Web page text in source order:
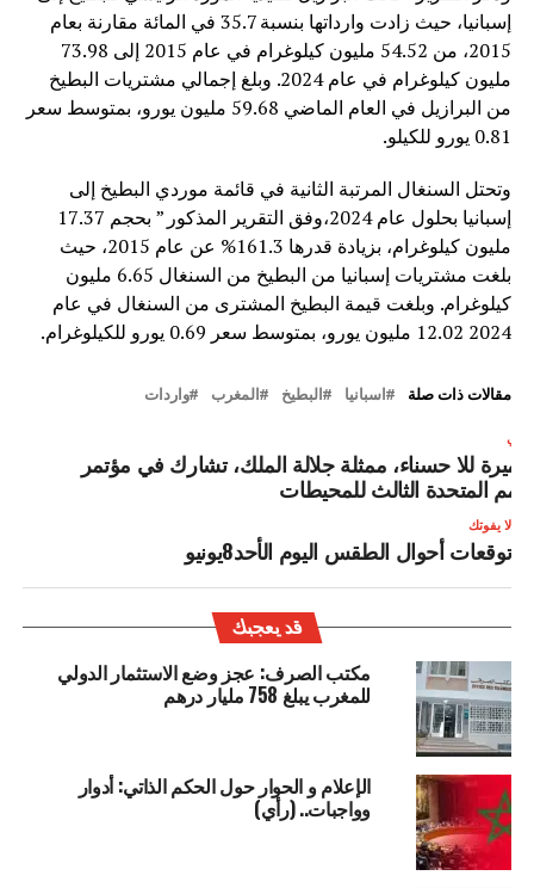
إسبانيا، حيث زادت وارداتها بنسبة 35.7 في المائة مقارنة بعام
2015، من 54.52 مليون كيلوغرام في عام 2015 إلى 73.98
مليون كيلوغرام في عام 2024. وبلغ إجمالي مشتريات البطيخ
من البرازيل في العام الماضي 59.68 مليون يورو، بمتوسط ​​سعر
0.81 يورو للكيلو.
وتحتل السنغال المرتبة الثانية في قائمة موردي البطيخ إلى
إسبانيا بحلول عام 2024،وفق التقرير المذكور ” بحجم 17.37
مليون كيلوغرام، بزيادة قدرها 161.3% عن عام 2015، حيث
بلغت مشتريات إسبانيا من البطيخ من السنغال 6.65 مليون
كيلوغرام. وبلغت قيمة البطيخ المشترى من السنغال في عام
2024 12.02 مليون يورو، بمتوسط ​​سعر 0.69 يورو للكيلوغرام.
مقالات ذات صلة اسبانيا البطيخ المغرب واردات
للا حسناء، ممثلة جلالة الملك، تشارك في مؤتمر
المتحدة الثالث للمحيطات
لا يفوتك
توقعات أحوال الطقس اليوم الأحد8يونيو
قد يعجبك
مكتب الصرف: عجز وضع الاستثمار الدولي
للمغرب يبلغ 758 مليار درهم
الإعلام و الحوار حول الحكم الذاتي: أدوار
وواجبات.. (رأي)